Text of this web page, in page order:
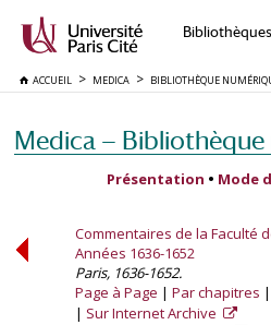
ACCUEIL MEDICA BIBLIOTHÈQUE
Medica —
Présentation • Mode
Commentaires de la Faculté
Années 1636-1652
Paris, 1636-1652.
Page à Page
Par chapitres
Sur Internet Archive